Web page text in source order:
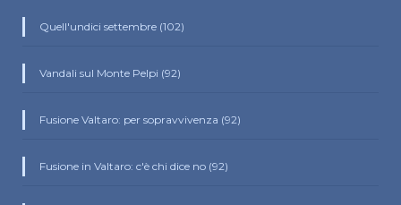
Quell'undici settembre (102)
Vandali sul Monte Pelpi (92)
Fusione Valtaro: per sopravvivenza (92)
Fusione in Valtaro: c'è chi dice no (92)